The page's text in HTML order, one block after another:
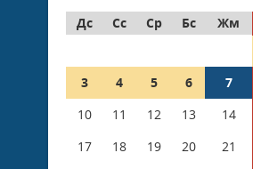
Дс
Сс Ср Бс Жм
3
4 5 6 7
10
11 12 13 14
17
18 19 20 21